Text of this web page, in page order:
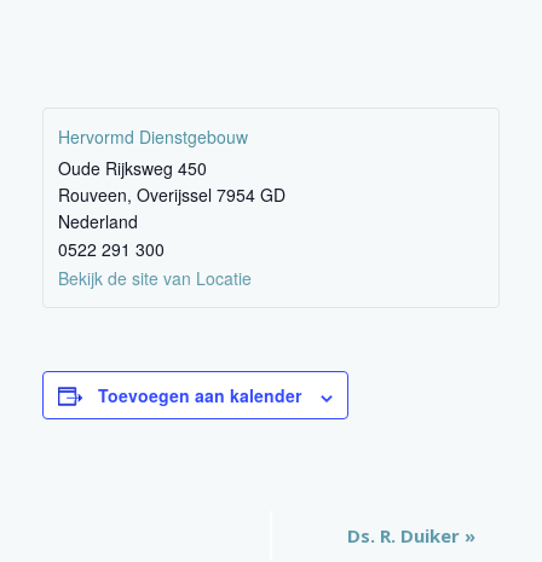
Hervormd Dienstgebouw
Oude Rijksweg 450
Rouveen, Overijssel 7954 GD
Nederland
0522 291 300
Bekijk de site van Locatie
Toevoegen aan kalender
Ds. R. Duiker »